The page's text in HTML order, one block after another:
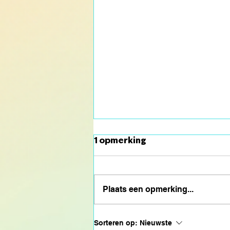
Groot nieuws: #LikeMe
1 opmerking
Plaats een opmerking...
Sorteren op: Nieuwste